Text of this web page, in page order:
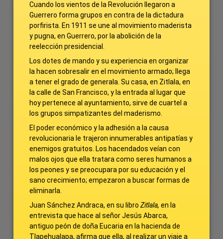
Cuando los vientos de la Revolución llegaron a
Guerrero forma grupos en contra de la dictadura
porfirista. En 1911 se une al movimiento maderista
y pugna, en Guerrero, por la abolición de la
reelección presidencial.
Los dotes de mando y su experiencia en organizar
la hacen sobresalir en el movimiento armado; llega
a tener el grado de generala. Su casa, en Zitlala, en
la calle de San Francisco, y la entrada al lugar que
hoy pertenece al ayuntamiento, sirve de cuartel a
los grupos simpatizantes del maderismo.
El poder económico y la adhesión a la causa
revolucionaria le trajeron innumerables antipatías y
enemigos gratuitos. Los hacendados veían con
malos ojos que ella tratara como seres humanos a
los peones y se preocupara por su educación y el
sano crecimiento; empezaron a buscar formas de
eliminarla.
Juan Sánchez Andraca, en su libroZitlala, en la
entrevista que hace al señor Jesús Abarca,
antiguo peón de doña Eucaria en la hacienda de
Tlapehualapa, afirma que ella, al realizar un viaje a